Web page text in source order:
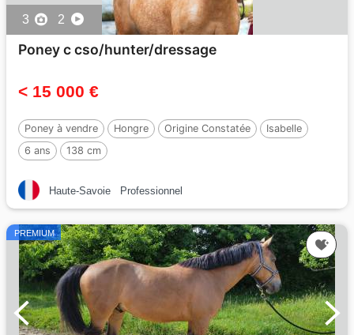
3 2
Poney c cso/hunter/dressage
< 15 000 €
Poney à vendre Hongre Origine Constatée
Isabelle
6 ans
138 cm
Haute-Savoie Professionnel
PREMIUM